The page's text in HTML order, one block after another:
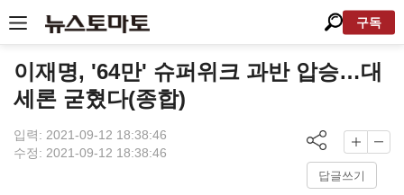
구독
이재명, '64만' 슈퍼위크 과반 압승…대
세론 굳혔다(종합)
입력: 2021-09-12 18:38:46
수정: 2021-09-12 18:38:46
답글쓰기